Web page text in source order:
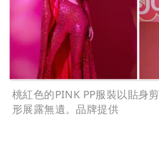
桃紅色的PINK PP服裝以貼身
形展露無遺。品牌提供